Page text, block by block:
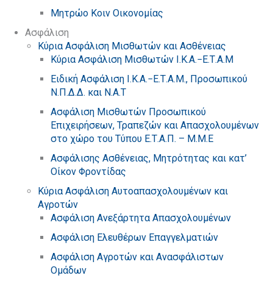
Μητρώο Κοιν Οικονομίας
Ασφάλιση
Κύρια Ασφάλιση Μισθωτών και Ασθένειας
Κύρια Ασφάλιση Μισθωτών Ι.Κ.Α.−Ε.Τ.Α.Μ
Ειδική Ασφάλιση Ι.Κ.Α.−Ε.Τ.Α.Μ., Προσωπικού
Ν.Π.Δ.Δ. και Ν.Α.Τ
Ασφάλιση Μισθωτών Προσωπικού
Επιχειρήσεων, Τραπεζών και Απασχολουμένων
στο χώρο του Τύπου Ε.Τ.Α.Π. – Μ.Μ.Ε
Ασφάλισης Ασθένειας, Μητρότητας και κατ’
Οίκον Φροντίδας
Κύρια Ασφάλιση Αυτοαπασχολουμένων και
Αγροτών
Ασφάλιση Ανεξάρτητα Απασχολουμένων
Ασφάλιση Ελευθέρων Επαγγελματιών
Ασφάλιση Αγροτών και Ανασφάλιστων
Ομάδων